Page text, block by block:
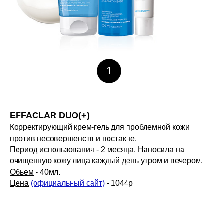
1
EFFACLAR DUO(+)
Корректирующий крем-гель для проблемной кожи
против несовершенств и постакне.
Период использования - 2 месяца. Наносила на
очищенную кожу лица каждый день утром и вечером.
Обьем - 40мл.
Цена (официальный сайт) - 1044р